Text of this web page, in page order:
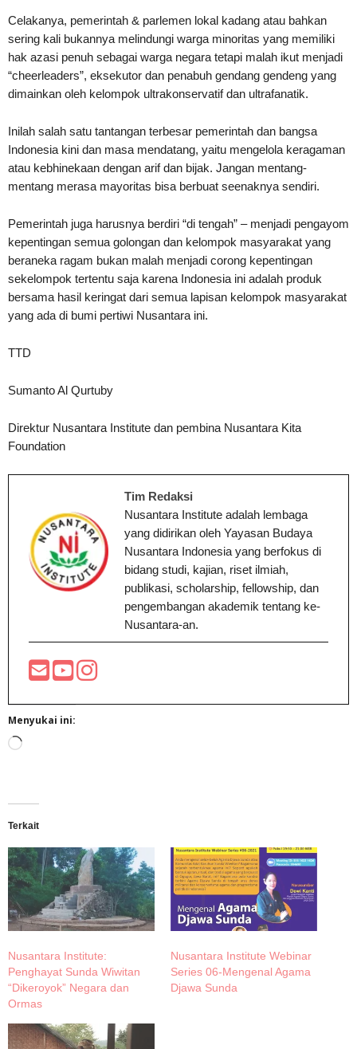
Celakanya, pemerintah & parlemen lokal kadang atau bahkan
sering kali bukannya melindungi warga minoritas yang memiliki
hak azasi penuh sebagai warga negara tetapi malah ikut menjadi
“cheerleaders”, eksekutor dan penabuh gendang gendeng yang
dimainkan oleh kelompok ultrakonservatif dan ultrafanatik.
Inilah salah satu tantangan terbesar pemerintah dan bangsa
Indonesia kini dan masa mendatang, yaitu mengelola keragaman
atau kebhinekaan dengan arif dan bijak. Jangan mentang-
mentang merasa mayoritas bisa berbuat seenaknya sendiri.
Pemerintah juga harusnya berdiri “di tengah” – menjadi pengayom
kepentingan semua golongan dan kelompok masyarakat yang
beraneka ragam bukan malah menjadi corong kepentingan
sekelompok tertentu saja karena Indonesia ini adalah produk
bersama hasil keringat dari semua lapisan kelompok masyarakat
yang ada di bumi pertiwi Nusantara ini.
TTD
Sumanto Al Qurtuby
Direktur Nusantara Institute dan pembina Nusantara Kita
Foundation
Tim Redaksi
Nusantara Institute adalah lembaga
yang didirikan oleh Yayasan Budaya
Nusantara Indonesia yang berfokus di
bidang studi, kajian, riset ilmiah,
publikasi, scholarship, fellowship, dan
pengembangan akademik tentang ke-
Nusantara-an.
Menyukai ini:
Memuat...
Terkait
Nusantara Institute:
Penghayat Sunda Wiwitan
“Dikeroyok” Negara dan
Ormas
Nusantara Institute Webinar
Series 06-Mengenal Agama
Djawa Sunda